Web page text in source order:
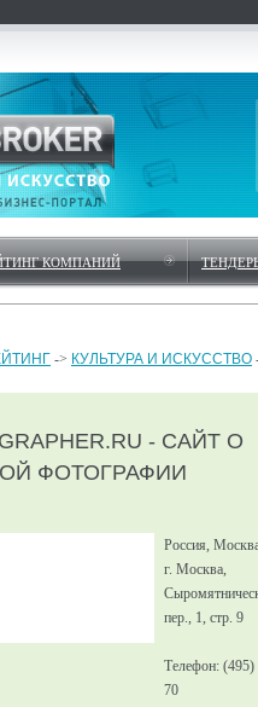
КОМПАНИЙ
-> КУЛЬТУРА И ИСКУССТВО
- САЙТ О
ФОТОГРАФИИ
Россия,
г. Москва,
пер., 1, стр. 9
Телефон: (495)
70